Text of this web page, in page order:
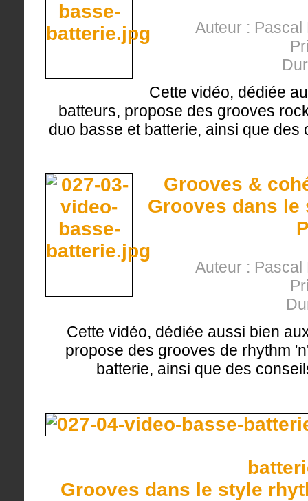
Auteur :
Cette vidéo, dédiée
batteurs, propose des grooves
duo basse et batterie, ainsi que
Grooves &
Grooves dans
Auteur :
Cette vidéo, dédiée aussi bien
propose des grooves de rhythm
batterie, ainsi que des
Grooves dans le style